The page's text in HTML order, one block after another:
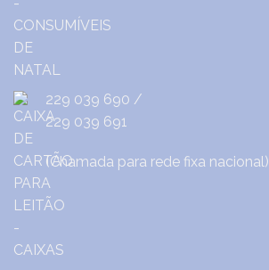
229 039 690 /
229 039 691
(Chamada para rede fixa nacional)